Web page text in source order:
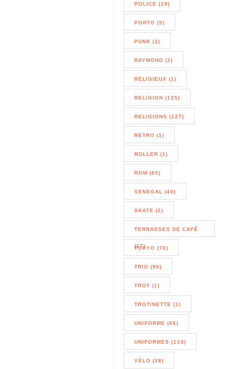
POLICE (19)
PORTO (5)
PUNK (1)
RAYMOND (2)
RELIGIEUX (1)
RELIGION (125)
RELIGIONS (127)
RETRO (1)
ROLLER (1)
ROM (85)
SENEGAL (40)
SKATE (2)
TERRASSES DE CAFÉ
(17)
TOKYO (70)
TRIO (96)
TROT (1)
TROTINETTE (1)
UNIFORME (66)
UNIFORMES (133)
VÉLO (38)